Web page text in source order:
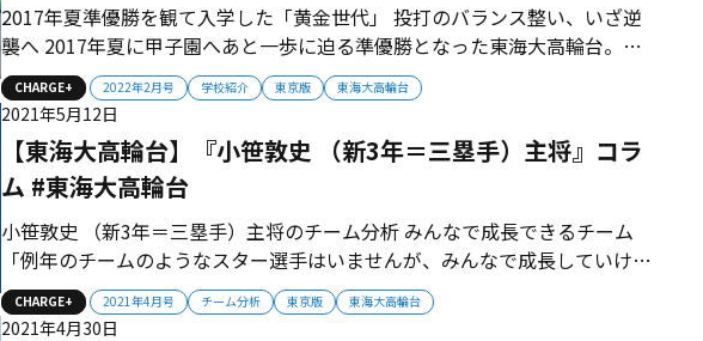
CHARGE+ 2022年2月号 学校紹介 東京版 東海大高輪台
2017年夏準優勝を観て入学した「黄金世代」 投打のバランス整い、いざ逆
襲へ 2017年夏に甲子園へあと一歩に迫る準優勝となった東海大高輪台。今
年の世代は、あの夏の準優勝をみて入学してきた選手たち。“あと１勝”の壁
を越えていく。 ■野心を胸に秘めた選手たち 東海大高輪台は2017年夏の東
東京大会で進撃をみせて決勝へ進出...
CHARGE+ 2021年4月号 チーム分析 東京版 東海大高輪台
【東海大高輪台】『小笹敦史 （新3年＝三塁手）主将』コラ
ム #東海大高輪台
2021年5月12日
小笹敦史 （新3年＝三塁手）主将のチーム分析 みんなで成長できるチーム
「例年のチームのようなスター選手はいませんが、みんなで成長していける
チームです。練習時間の制限がある中で１日、１回の練習を大切にしていま
す。エース的野健太、クリーンアップの武藤琢磨と自分が中心となってチー
2021年4月30日